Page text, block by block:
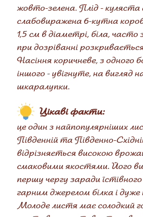
жовто-зелена. Плід - куляста
слабовиражена 6-кутна
1,5 см в діаметрі, біла, часто
при дозріванні
Насіння коричневе, з одного
іншого - увігнуте, на вигляд
шкаралупки.
Цікаві факти:
це один з найпопулярніших
Південній та Південно-
відрізняється високою
смаковими якостями. Його
першу чергу заради
гарним джерелом білка і дуже
Молоде листя має солодкий